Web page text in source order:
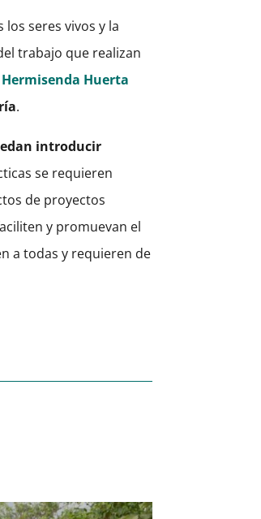
seres vivos y la
trabajo que realizan
Hermisenda Huerta
.
introducir
se requieren
de proyectos
y promuevan el
a todas y requieren de